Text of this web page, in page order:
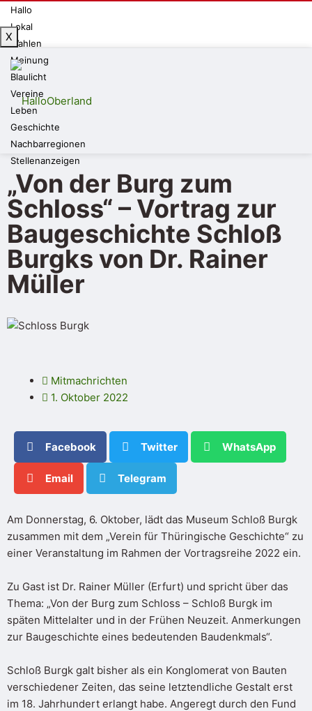
Hallo
Lokal
Wahlen
Meinung
Blaulicht
Vereine
Leben
Geschichte
Nachbarregionen
Stellenanzeigen
X
„Von der Burg zum
Schloss“ – Vortrag zur
Baugeschichte Schloß
Burgks von Dr. Rainer
Müller
Mitmachrichten
1. Oktober 2022
Facebook Twitter WhatsApp
Email Telegram
Am Donnerstag, 6. Oktober, lädt das Museum Schloß Burgk
zusammen mit dem „Verein für Thüringische Geschichte“ zu
einer Veranstaltung im Rahmen der Vortragsreihe 2022 ein.
Zu Gast ist Dr. Rainer Müller (Erfurt) und spricht über das
Thema: „Von der Burg zum Schloss – Schloß Burgk im
späten Mittelalter und in der Frühen Neuzeit. Anmerkungen
zur Baugeschichte eines bedeutenden Baudenkmals“.
Schloß Burgk galt bisher als ein Konglomerat von Bauten
verschiedener Zeiten, das seine letztendliche Gestalt erst
im 18. Jahrhundert erlangt habe. Angeregt durch den Fund